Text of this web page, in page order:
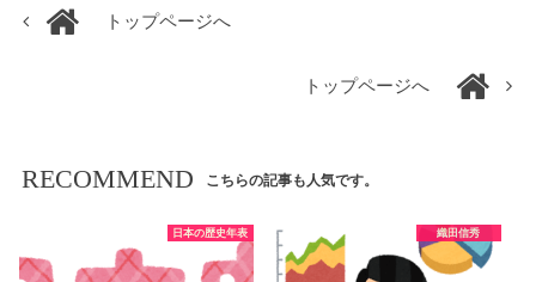
トップページへ
トップページへ
RECOMMEND こちらの記事も人気です。
日本の歴史年表 織田信秀